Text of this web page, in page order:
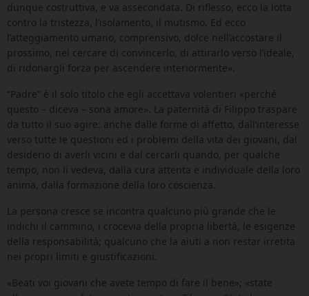
dunque costruttiva, e va assecondata. Di riflesso, ecco la lotta
contro la tristezza, l’isolamento, il mutismo. Ed ecco
l’atteggiamento umano, comprensivo, dolce nell’accostare il
prossimo, nel cercare di convincerlo, di attirarlo verso l’ideale,
di ridonargli forza per ascendere interiormente».
“Padre” è il solo titolo che egli accettava volentieri «perché
questo – diceva – sona amore». La paternità di Filippo traspare
da tutto il suo agire: anche dalle forme di affetto, dall’interesse
verso tutte le questioni ed i problemi della vita dei giovani, dal
desiderio di averli vicini e dal cercarli quando, per qualche
tempo, non li vedeva, dalla cura attenta e individuale della loro
anima, dalla formazione della loro coscienza.
La persona cresce se incontra qualcuno più grande che le
indichi il cammino, i crocevia della propria libertà, le esigenze
della responsabilità; qualcuno che la aiuti a non restar irretita
nei propri limiti e giustificazioni.
«Beati voi giovani che avete tempo di fare il bene»; «state